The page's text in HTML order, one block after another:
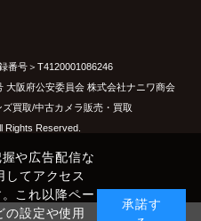
番号＞T4120001086246
大阪府公安委員会 株式会社ナニワ商会
買取/中古カメラ販売・買取
Rights Reserved.
や広告配信な
してアクセス
これ以降ペー
設定や使用
承諾す